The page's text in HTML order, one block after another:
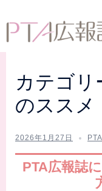
ン
ン
カテゴリ
のススメ
2026年1月27日
PTA広報誌